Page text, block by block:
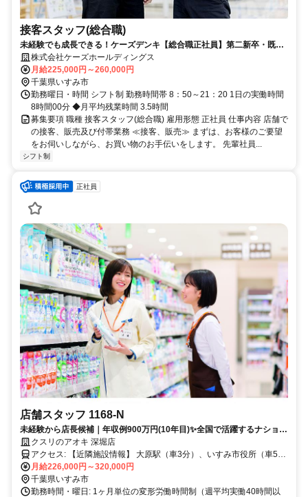
接客スタッフ(総合職)
未経験でも成長できる！ケーズデンキ【総合職正社員】第二新卒・既卒
者を積極採用中！
株式会社ケーズホールディングス
月給225,000円～260,000円
千葉県いすみ市
勤務曜日・時間 シフト制 勤務時間帯 8：50～21：20 1日の実働時間
8時間00分 ◆月平均残業時間 3.5時間
募集要項 職種 接客スタッフ(総合職) 雇用形態 正社員 仕事内容 店舗で
の接客、販売及び付帯業務 ≪接客、販売≫ まずは、お客様のご要望
をお伺いしながら、お買い物のお手伝いをします。 先輩社員...
シフト制
正社員
店舗スタッフ 1168-N
未経験から店長候補｜年収例900万円(10年目)✨全国で活躍するナショナ
ル社員✅社宅あり
クスリのアオキ 深堀店
アクセス: 【近隣施設情報】 大原駅（車3分）、いすみ市役所（車5
分）、大原漁港（車3分） 【近隣学校情報】 国際武道大学（車25
分・遠方）
月給226,000円～320,000円
千葉県いすみ市
勤務時間・曜日: 1ヶ月単位の変形労働時間制（週平均実働40時間以